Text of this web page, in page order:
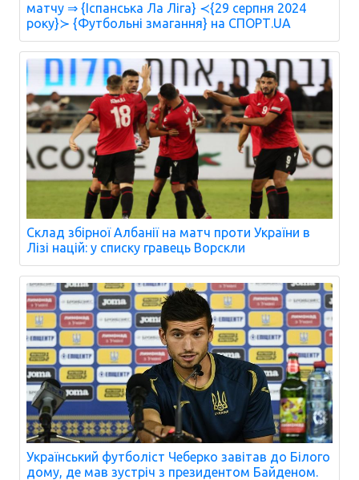
матчу ⇒ {Іспанська Ла Ліга} ≺{29 серпня 2024
року}≻ {Футбольні змагання} на СПОРТ.UA
Склад збірної Албанії на матч проти України в
Лізі націй: у списку гравець Ворскли
Український футболіст Чеберко завітав до Білого
дому, де мав зустріч з президентом Байденом.